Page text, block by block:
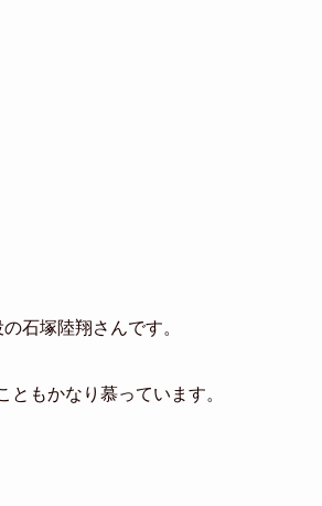
石塚陸翔さんです。
もかなり慕っています。